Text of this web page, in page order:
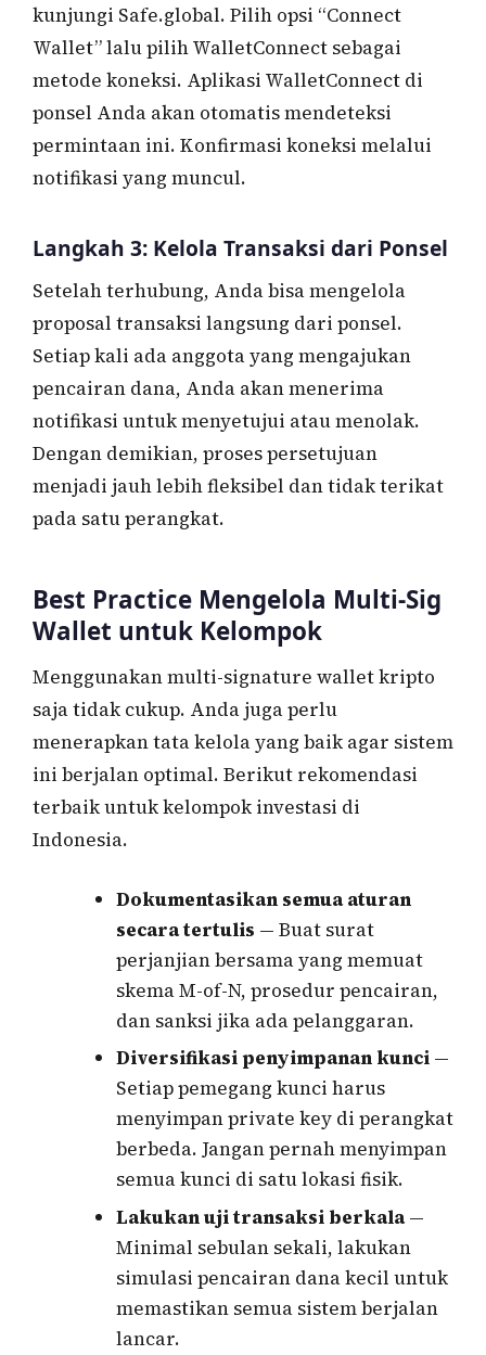
kunjungi Safe.global. Pilih opsi “Connect
Wallet” lalu pilih WalletConnect sebagai
metode koneksi. Aplikasi WalletConnect di
ponsel Anda akan otomatis mendeteksi
permintaan ini. Konfirmasi koneksi melalui
notifikasi yang muncul.
Langkah 3: Kelola Transaksi dari Ponsel
Setelah terhubung, Anda bisa mengelola
proposal transaksi langsung dari ponsel.
Setiap kali ada anggota yang mengajukan
pencairan dana, Anda akan menerima
notifikasi untuk menyetujui atau menolak.
Dengan demikian, proses persetujuan
menjadi jauh lebih fleksibel dan tidak terikat
pada satu perangkat.
Best Practice Mengelola Multi-Sig
Wallet untuk Kelompok
Menggunakan multi-signature wallet kripto
saja tidak cukup. Anda juga perlu
menerapkan tata kelola yang baik agar sistem
ini berjalan optimal. Berikut rekomendasi
terbaik untuk kelompok investasi di
Indonesia.
Dokumentasikan semua aturan
secara tertulis — Buat surat
perjanjian bersama yang memuat
skema M-of-N, prosedur pencairan,
dan sanksi jika ada pelanggaran.
Diversifikasi penyimpanan kunci—
Setiap pemegang kunci harus
menyimpan private key di perangkat
berbeda. Jangan pernah menyimpan
semua kunci di satu lokasi fisik.
Lakukan uji transaksi berkala—
Minimal sebulan sekali, lakukan
simulasi pencairan dana kecil untuk
memastikan semua sistem berjalan
lancar.